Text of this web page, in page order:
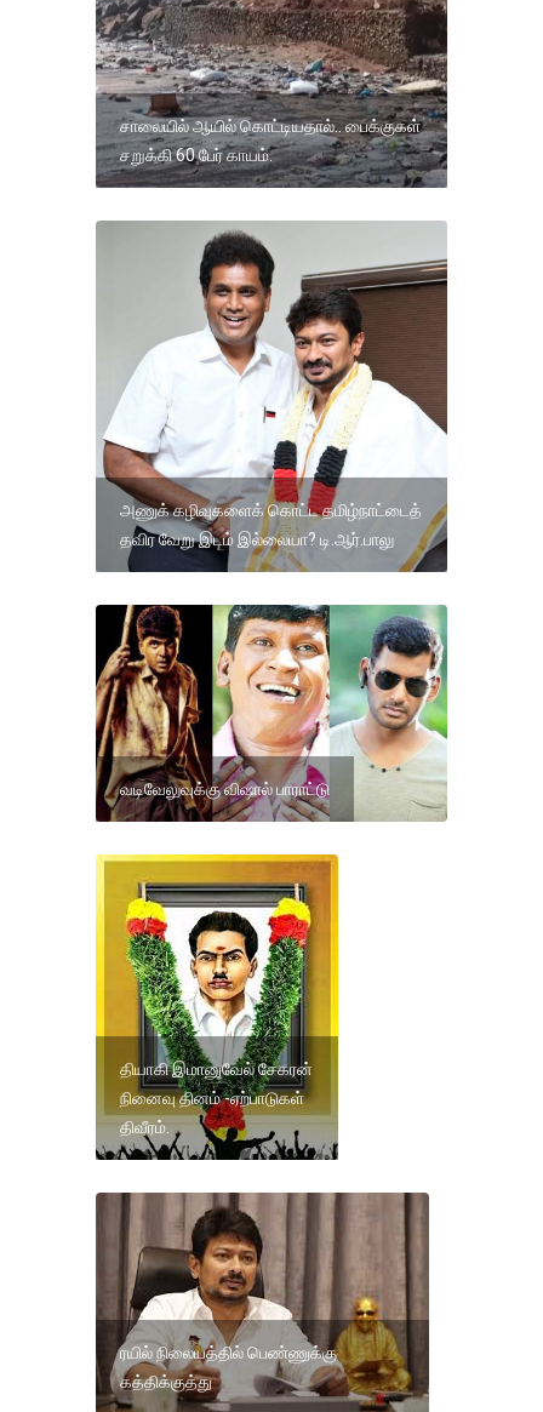
சாலையில் ஆயில் கொட்டியதால்.. பைக்குகள்
சறுக்கி 60 பேர் காயம்.
அணுக் கழிவுகளைக் கொட்ட தமிழ்நாட்டைத்
தவிர வேறு இடம் இல்லையா? டி.ஆர்.பாலு
வடிவேலுவுக்கு விஷால் பாராட்டு
தியாகி இமானுவேல் சேகரன்
நினைவு தினம் -ஏற்பாடுகள்
திவீரம்.
ரயில் நிலையத்தில் பெண்ணுக்கு
கத்திக்குத்து